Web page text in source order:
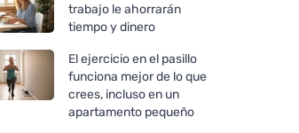
trabajo le ahorrarán
tiempo y dinero
El ejercicio en el pasillo
funciona mejor de lo que
crees, incluso en un
apartamento pequeño